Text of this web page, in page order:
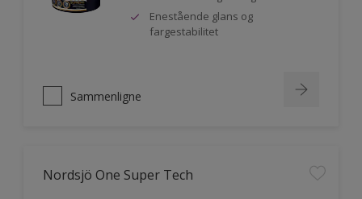
Enestående glans og
fargestabilitet
Sammenligne
Nordsjö One Super Tech